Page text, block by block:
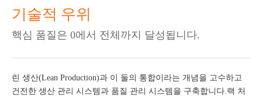
기술적 우위
핵심 품질은 0에서 전체까지 달성됩니다.
린 생산(Lean Production)과 이 둘의 통합이라는 개념을 고수하고
건전한 생산 관리 시스템과 품질 관리 시스템을 구축합니다.랙 처